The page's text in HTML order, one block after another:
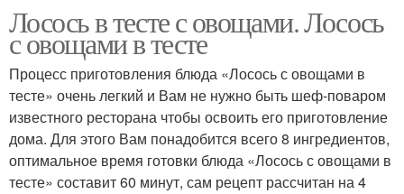
Лосось в тесте с овощами. Лосось
с овощами в тесте
Процесс приготовления блюда «Лосось с овощами в
тесте» очень легкий и Вам не нужно быть шеф-поваром
известного ресторана чтобы освоить его приготовление
дома. Для этого Вам понадобится всего 8 ингредиентов,
оптимальное время готовки блюда «Лосось с овощами в
тесте» составит 60 минут, сам рецепт рассчитан на 4